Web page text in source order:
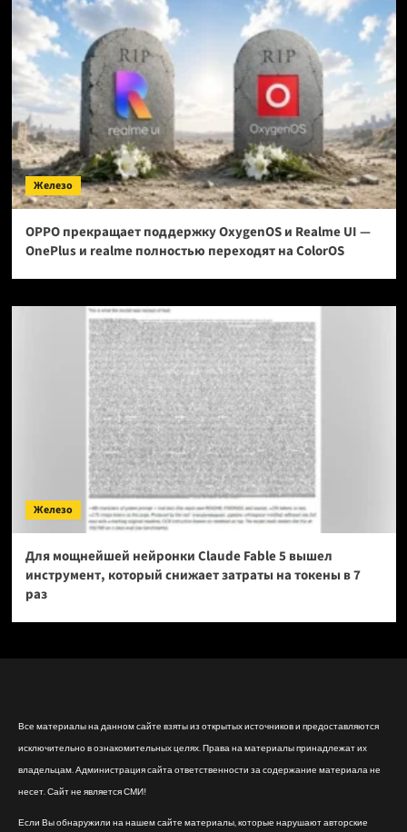
Железо
OPPO прекращает поддержку OxygenOS и Realme UI —
OnePlus и realme полностью переходят на ColorOS
Железо
Для мощнейшей нейронки Claude Fable 5 вышел
инструмент, который снижает затраты на токены в 7
раз
Все материалы на данном сайте взяты из открытых источников и предоставляются
исключительно в ознакомительных целях. Права на материалы принадлежат их
владельцам. Администрация сайта ответственности за содержание материала не
несет. Сайт не является СМИ!
Если Вы обнаружили на нашем сайте материалы, которые нарушают авторские